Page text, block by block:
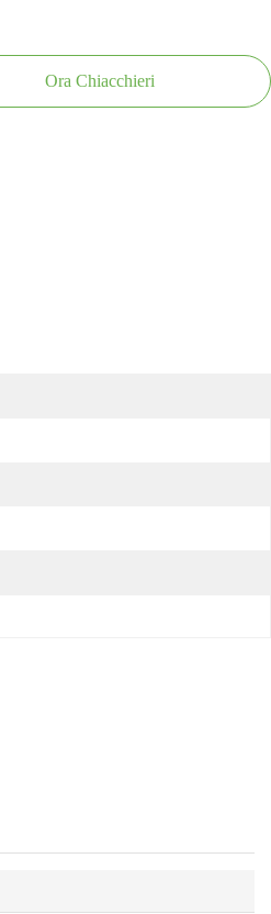
Ora Chiacchieri